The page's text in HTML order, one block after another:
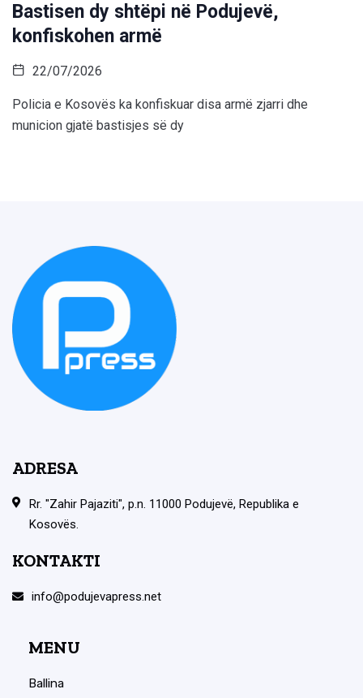
Bastisen dy shtëpi në Podujevë,
konfiskohen armë
22/07/2026
Policia e Kosovës ka konfiskuar disa armë zjarri dhe
municion gjatë bastisjes së dy
ADRESA
Rr. "Zahir Pajaziti", p.n. 11000 Podujevë, Republika e
Kosovës.
KONTAKTI
info@podujevapress.net
MENU
Ballina